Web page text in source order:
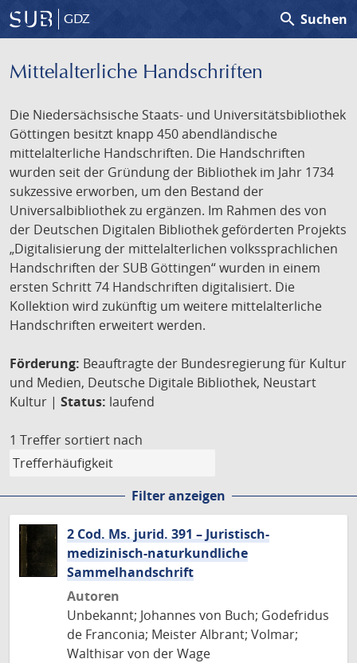
GDZ search Suchen
Mittelalterliche Handschriften
Die Niedersächsische Staats- und Universitätsbibliothek
Göttingen besitzt knapp 450 abendländische
mittelalterliche Handschriften. Die Handschriften
wurden seit der Gründung der Bibliothek im Jahr 1734
sukzessive erworben, um den Bestand der
Universalbibliothek zu ergänzen. Im Rahmen des von
der Deutschen Digitalen Bibliothek geförderten Projekts
„Digitalisierung der mittelalterlichen volkssprachlichen
Handschriften der SUB Göttingen“ wurden in einem
ersten Schritt 74 Handschriften digitalisiert. Die
Kollektion wird zukünftig um weitere mittelalterliche
Handschriften erweitert werden.
Förderung: Beauftragte der Bundesregierung für Kultur
und Medien, Deutsche Digitale Bibliothek, Neustart
Kultur | Status: laufend
1 Treffer sortiert nach
Filter anzeigen
2 Cod. Ms. jurid. 391 – Juristisch-
medizinisch-naturkundliche
Sammelhandschrift
Autoren
Unbekannt; Johannes von Buch; Godefridus
de Franconia; Meister Albrant; Volmar;
Walthisar von der Wage